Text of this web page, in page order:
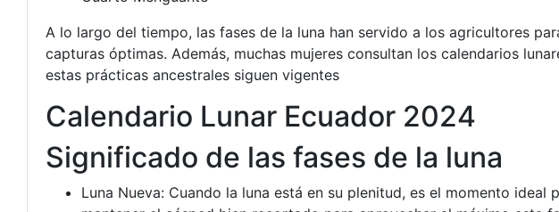
A lo largo del tiempo, las fases de la luna han servido a los agricultores
capturas óptimas. Además, muchas mujeres consultan los calendarios
estas prácticas ancestrales siguen vigentes
Calendario Lunar Ecuador 2024
Significado de las fases de la luna
Luna Nueva: Cuando la luna está en su plenitud, es el momento